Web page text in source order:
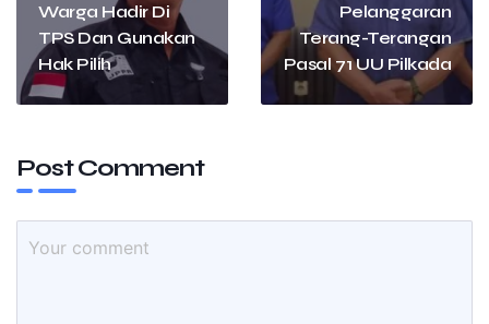
Warga Hadir Di
TPS Dan Gunakan
Hak Pilih
Pelanggaran
Terang-Terangan
Pasal 71 UU Pilkada
Post Comment